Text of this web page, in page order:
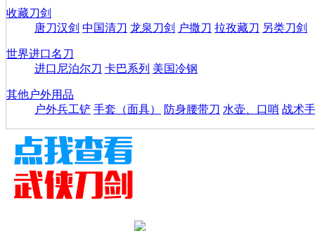
收藏刀剑
唐刀汉剑 中国清刀 龙泉刀剑 户撒刀 拉孜藏刀 另类刀剑
世界进口名刀
进口尼泊尔刀 卡巴系列 美国冷钢
其他户外用品
户外兵工铲 手套（面具） 防身腰带刀 水壶、口哨 战术